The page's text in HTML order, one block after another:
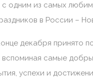
одним из самых
в России –
декабря принято
вспоминая самые
успехи и